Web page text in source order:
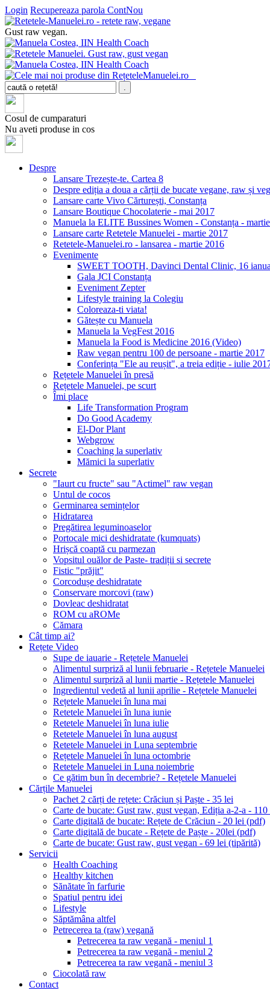
Login Recupereaza parola ContNou
Gust raw vegan.
Cosul de cumparaturi
Nu aveti produse in cos
Despre
Lansare Trezește-te. Cartea 8
Despre ediția a doua a cărții de bucate vegane, raw și
Lansare carte Vivo Cărturești, Constanța
Lansare Boutique Chocolaterie - mai 2017
Manuela la ELITE Bussines Women - Constanța -
Lansare carte Retetele Manuelei - martie 2017
Retetele-Manuelei.ro - lansarea - martie 2016
Evenimente
SWEET TOOTH, Davinci Dental Clinic, 16
Gala JCI Constanța
Eveniment Zepter
Lifestyle training la Colegiu
Coloreaza-ti viata!
Gătește cu Manuela
Manuela la VegFest 2016
Manuela la Food is Medicine 2016 (Video)
Raw vegan pentru 100 de persoane - martie 2017
Conferința "Ele au reușit", a treia ediție - iulie
Rețetele Manuelei în presă
Rețetele Manuelei, pe scurt
Îmi place
Life Transformation Program
Do Good Academy
El-Dor Plant
Webgrow
Coaching la superlativ
Mămici la superlativ
Secrete
"Iaurt cu fructe" sau "Actimel" raw vegan
Untul de cocos
Germinarea semințelor
Hidratarea
Pregătirea leguminoaselor
Portocale mici deshidratate (kumquats)
Hrișcă coaptă cu parmezan
Vopsitul ouălor de Paste- tradiții si secrete
Fistic "prăjit"
Corcodușe deshidratate
Conservare morcovi (raw)
Dovleac deshidratat
ROM cu aROMe
Cămara
Cât timp ai?
Rețete Video
Supe de iauarie - Rețetele Manuelei
Alimentul surpriză al lunii februarie - Rețetele Manuelei
Alimentul surpriză al lunii martie - Rețetele Manuelei
Ingredientul vedetă al lunii aprilie - Rețetele Manuelei
Rețetele Manuelei în luna mai
Retetele Manuelei în luna iunie
Retetele Manuelei în luna iulie
Retetele Manuelei în luna august
Retetele Manuelei in Luna septembrie
Rețetele Manuelei în luna octombrie
Retetele Manuelei in Luna noiembrie
Ce gătim bun în decembrie? - Rețetele Manuelei
Cărțile Manuelei
Pachet 2 cărți de rețete: Crăciun și Paște - 35 lei
Carte de bucate: Gust raw, gust vegan, Ediția a-2-a -
Carte digitală de bucate: Rețete de Crăciun - 20 lei (pdf)
Carte digitală de bucate - Rețete de Paște - 20lei (pdf)
Carte de bucate: Gust raw, gust vegan - 69 lei (tipărită)
Servicii
Health Coaching
Healthy kitchen
Sănătate în farfurie
Spatiul pentru idei
Lifestyle
Săptămâna altfel
Petrecerea ta (raw) vegană
Petrecerea ta raw vegană - meniul 1
Petrecerea ta raw vegană - meniul 2
Petrecerea ta raw vegană - meniul 3
Ciocolată raw
Contact